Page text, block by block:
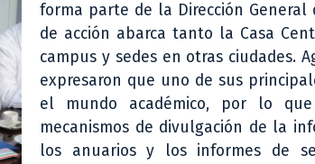
forma parte de la Dirección
de acción abarca tanto la Casa
campus y sedes en otras ciudades.
expresaron que uno de sus
el mundo académico, por lo
mecanismos de divulgación de la
los anuarios y los informes de